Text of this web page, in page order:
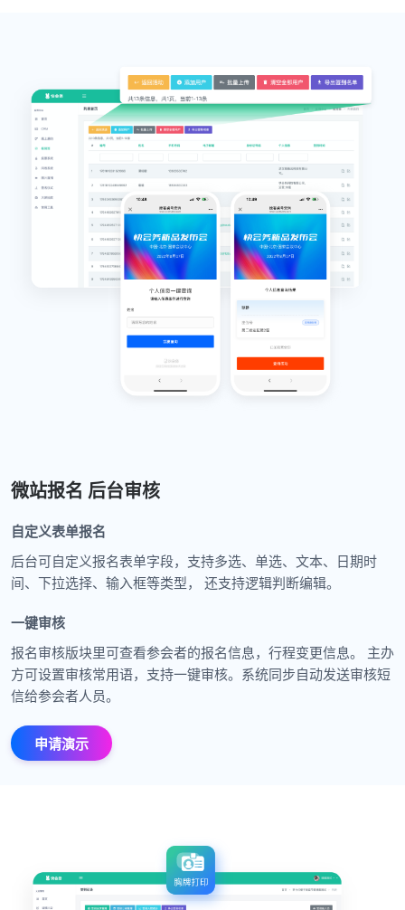
微站报名 后台审核
自定义表单报名
后台可自定义报名表单字段，支持多选、单选、文本、日期时
间、下拉选择、输入框等类型， 还支持逻辑判断编辑。
一键审核
报名审核版块里可查看参会者的报名信息，行程变更信息。 主办
方可设置审核常用语，支持一键审核。系统同步自动发送审核短
信给参会者人员。
申请演示